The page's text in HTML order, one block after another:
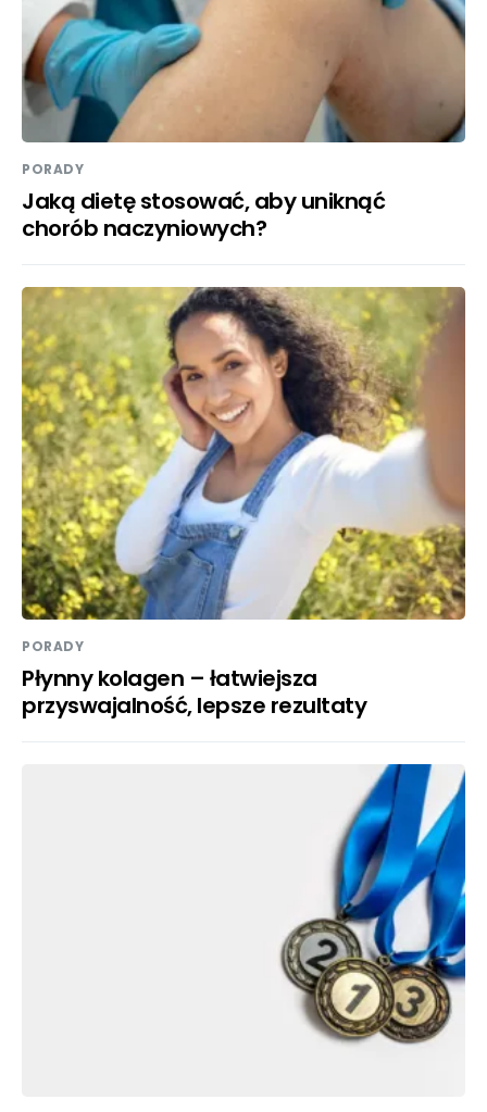
PORADY
Jaką dietę stosować, aby uniknąć
chorób naczyniowych?
PORADY
Płynny kolagen – łatwiejsza
przyswajalność, lepsze rezultaty